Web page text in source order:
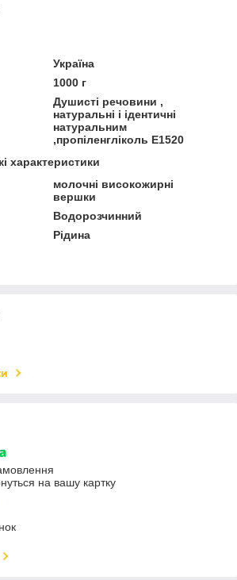
Україна
1000 г
Душисті речовини ,
натуральні і ідентичні
натуральним
,пропіленгліколь Е1520
характеристики
молочні високожирні
вершки
Водорозчинний
Рідина
на вашу картку